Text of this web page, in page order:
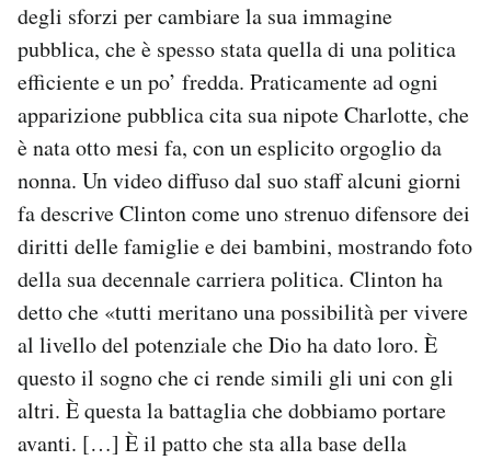
degli sforzi per cambiare la sua immagine
pubblica, che è spesso stata quella di una politica
efficiente e un po’ fredda. Praticamente ad ogni
apparizione pubblica cita sua nipote Charlotte, che
è nata otto mesi fa, con un esplicito orgoglio da
nonna. Un video diffuso dal suo staff alcuni giorni
fa descrive Clinton come uno strenuo difensore dei
diritti delle famiglie e dei bambini, mostrando foto
della sua decennale carriera politica. Clinton ha
detto che «tutti meritano una possibilità per vivere
al livello del potenziale che Dio ha dato loro. È
questo il sogno che ci rende simili gli uni con gli
altri. È questa la battaglia che dobbiamo portare
avanti. […] È il patto che sta alla base della